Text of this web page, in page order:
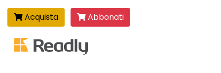
Acquista Abbonati